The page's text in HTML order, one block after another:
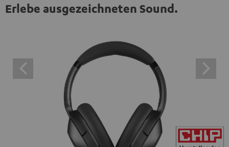
Trustpilot‑Bewertungen sind externe Inhalte. Der
externe Inhalt kann hier mit nur einem Klick angezeigt
werden. Mit dem Anklicken des Inhalts wird zugestimmt,
dass externe Inhalte angezeigt werden. Dabei können
personenbezogene Daten an Drittplattformen
übermittelt werden.
Weitere Informationen sind in der
Datenschutzerklärung unter I zu finden.
Erlebe ausgezeichneten Sound.